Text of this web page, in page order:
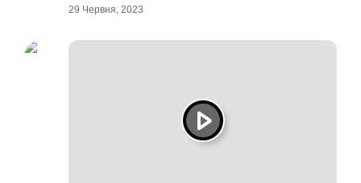
29 Червня, 2023